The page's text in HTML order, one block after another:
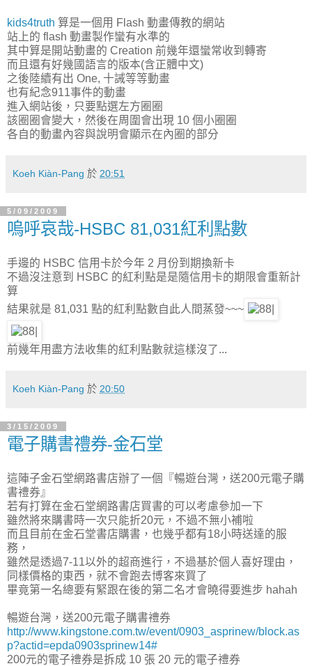
kids4truth 算是一個用 Flash 動畫傳教的網站
站上的 flash 動畫製作蠻有水準的
其中算是開站動畫的 Creation 前幾年還蠻常收到轉寄
而且還有好幾國語言的版本(含正體中文)
之後陸續有出 One, 十誡等等動畫
也有紀念911事件的動畫
進入網站後，只要點選左方圈圈
該圈圈會變大，然後在周圍會出現 10 個小圈圈
各自的動畫內容與說明會顯示在內圈的部分
Koeh Kiàn-Pang 於 20:51
5/09/2009
嗚呼哀哉-HSBC 81,031紅利點數
手邊的 HSBC 信用卡於今年 2 月份到期換新卡
不過沒注意到 HSBC 的紅利點是是隨信用卡的期限會重新計
算
結果就是 81,031 點的紅利點數自此人間蒸發~~~
前幾年用盡方法收集的紅利點數就這樣沒了...
Koeh Kiàn-Pang 於 20:50
3/15/2009
電子購書禮券-金石堂
這陣子金石堂網路書店辦了一個『暢遊台灣，送200元電子購
書禮券』
若有打算在金石堂網路書店買書的可以考慮參加一下
雖然將來購書時一次只能折20元，不過不無小補啦
而且目前在金石堂書店購書，也幾乎都有18小時送達的服
務，
雖然是透過7-11以外的超商進行，不過基於個人喜好理由，
同樣價格的東西，就不會跑去博客來買了
畢竟第一名總要有緊跟在後的第二名才會曉得要進步 hahah
暢遊台灣，送200元電子購書禮券
http://www.kingstone.com.tw/event/0903_asprinew/block.as
p?actid=epda0903sprinew14#
200元的電子禮券是拆成 10 張 20 元的電子禮券